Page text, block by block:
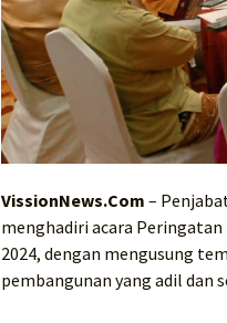
VissionNews.Com –
menghadiri acara
2024, dengan mengusung
pembangunan yang adil dan